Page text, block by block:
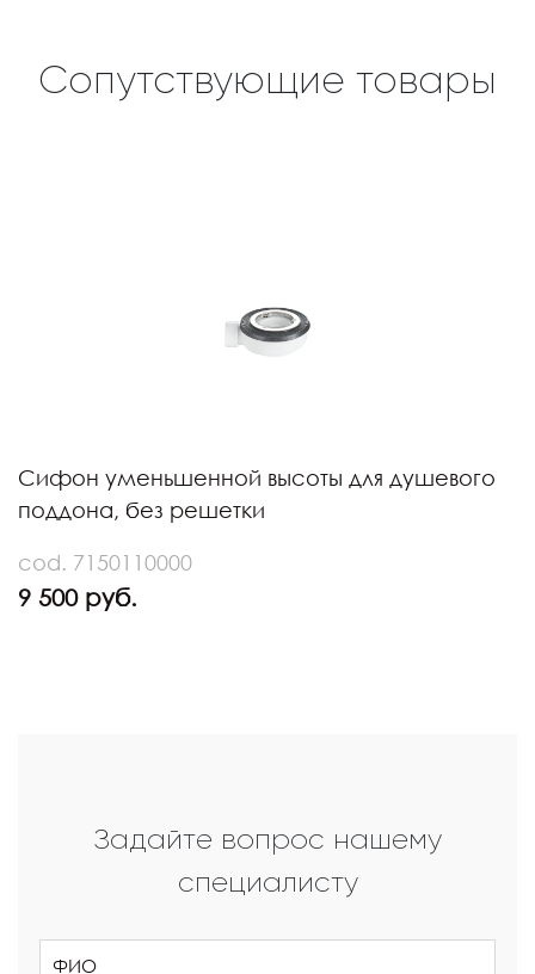
Сопутствующие товары
Сифон уменьшенной высоты для душевого
поддона, без решетки
cod. 7150110000
9 500 руб.
Задайте вопрос нашему
специалисту